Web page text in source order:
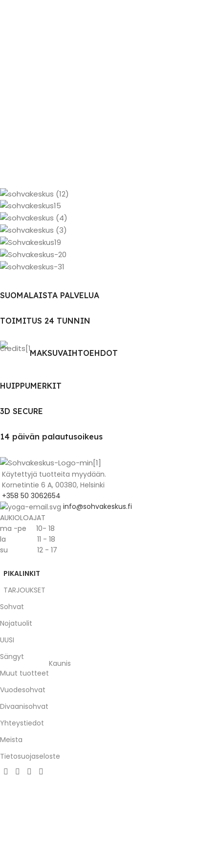
SUOMALAISTA PALVELUA
TOIMITUS 24 TUNNIN
MAKSUVAIHTOEHDOT
HUIPPUMERKIT
3D SECURE
14 päivän palautusoikeus
Käytettyjä tuotteita myydään.
Kornetintie 6 A, 00380, Helsinki
+358 50 3062654
info@sohvakeskus.fi
AUKIOLOAJAT
ma -pe 10- 18
la 11 - 18
su 12 - 17
PIKALINKIT
TARJOUKSET
Sohvat
Nojatuolit
UUSI
Sängyt
Muut tuotteet
Kaunis
Vuodesohvat
Divaanisohvat
Yhteystiedot
Meista
Tietosuojaseloste